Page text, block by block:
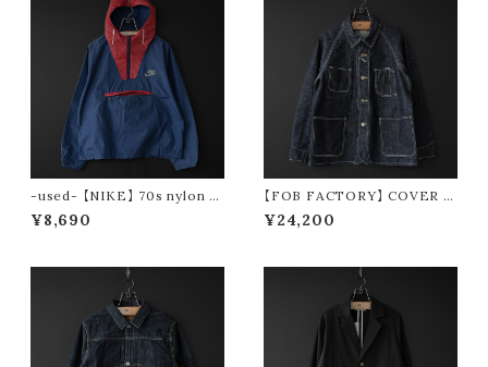
-used- 【NIKE】 70s nylon p
¥8,690
【FOB FACTORY】 COVER A
LL
¥24,200